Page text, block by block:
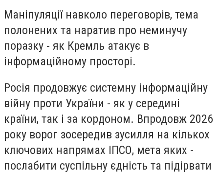
Маніпуляції навколо переговорів, тема
полонених та наратив про неминучу
поразку - як Кремль атакує в
інформаційному просторі.
Росія продовжує системну інформаційну
війну проти України - як у середині
країни, так і за кордоном. Впродовж 2026
року ворог зосередив зусилля на кількох
ключових напрямах ІПСО, мета яких -
послабити суспільну єдність та підірвати